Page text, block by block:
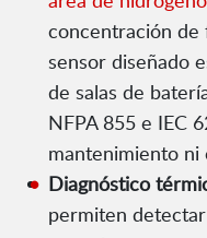
concentración
sensor diseñado
de salas de
NFPA 855 e IEC
mantenimiento ni
Diagnóstico
permiten